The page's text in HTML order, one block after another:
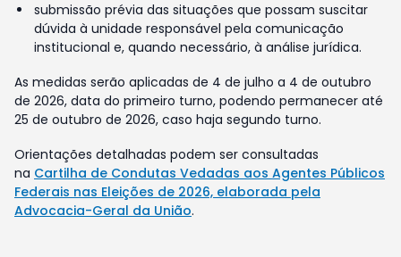
submissão prévia das situações que possam suscitar
dúvida à unidade responsável pela comunicação
institucional e, quando necessário, à análise jurídica.
As medidas serão aplicadas de 4 de julho a 4 de outubro
de 2026, data do primeiro turno, podendo permanecer até
25 de outubro de 2026, caso haja segundo turno.
Orientações detalhadas podem ser consultadas
na Cartilha de Condutas Vedadas aos Agentes Públicos
Federais nas Eleições de 2026, elaborada pela
Advocacia-Geral da União.